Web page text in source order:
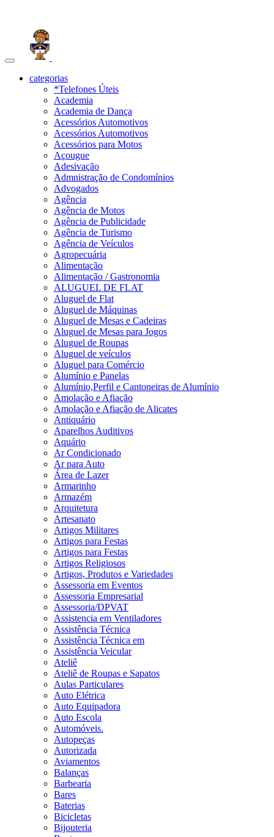
Toggle
navigationcategorias
*Telefones Úteis
Academia
Academia de Dança
Acessórios Automotivos
Acessórios Automotivos
Acessórios para Motos
Açougue
Adesivação
Admnistração de Condomínios
Advogados
Agência
Agência de Motos
Agência de Publicidade
Agência de Turismo
Agência de Veículos
Agropecuária
Alimentação
Alimentação / Gastronomia
ALUGUEL DE FLAT
Aluguel de Flat
Aluguel de Máquinas
Aluguel de Mesas e Cadeiras
Aluguel de Mesas para Jogos
Aluguel de Roupas
Aluguel de veículos
Aluguel para Comércio
Alumínio e Panelas
Alumínio,Perfil e Cantoneiras de Alumínio
Amolação e Afiação
Amolação e Afiação de Alicates
Antiquário
Aparelhos Auditivos
Aquário
Ar Condicionado
Ar para Auto
Área de Lazer
Armarinho
Armazém
Arquitetura
Artesanato
Artigos Militares
Artigos para Festas
Artigos para Festas
Artigos Religiosos
Artigos, Produtos e Variedades
Assessoria em Eventos
Assessoria Empresarial
Assessoria/DPVAT
Assistencia em Ventiladores
Assistência Técnica
Assistência Técnica em
Assistência Veicular
Ateliê
Ateliê de Roupas e Sapatos
Aulas Particulares
Auto Elétrica
Auto Equipadora
Auto Escola
Automóveis.
Autopeças
Autorizada
Aviamentos
Balanças
Barbearia
Bares
Baterias
Bicicletas
Bijouteria